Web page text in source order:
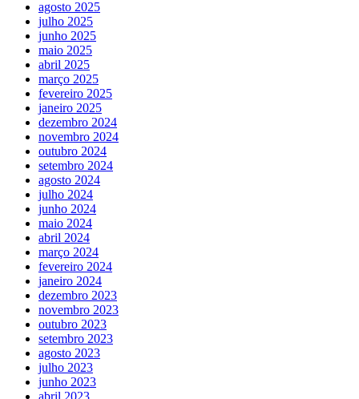
agosto 2025
julho 2025
junho 2025
maio 2025
abril 2025
março 2025
fevereiro 2025
janeiro 2025
dezembro 2024
novembro 2024
outubro 2024
setembro 2024
agosto 2024
julho 2024
junho 2024
maio 2024
abril 2024
março 2024
fevereiro 2024
janeiro 2024
dezembro 2023
novembro 2023
outubro 2023
setembro 2023
agosto 2023
julho 2023
junho 2023
abril 2023